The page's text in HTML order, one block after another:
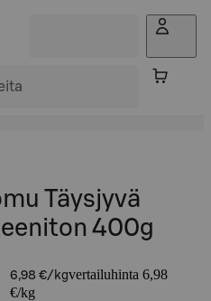
Täysjyvä
400g
6,98 €/kgvertailuhinta 6,98
€/kg